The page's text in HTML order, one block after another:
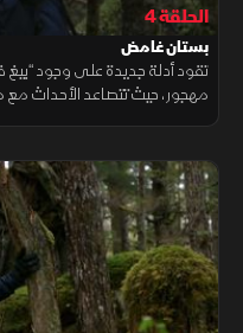
الحلقة 4
بستان غامض
تقود أدلة جديدة على وجود
مهجور، حيث تتصاعد الأحداث